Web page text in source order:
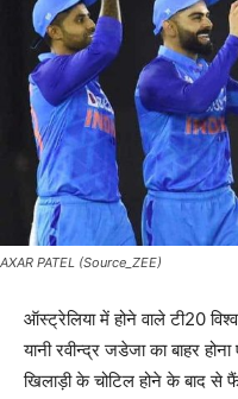
AXAR PATEL (Source_ZEE)
ऑस्ट्रेलिया में होने वाले टी20
यानी रवीन्द्र जडेजा का बाहर
खिलाड़ी के चोटिल होने के बाद